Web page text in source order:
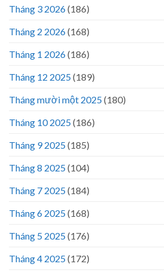
Tháng 3 2026(186)
Tháng 2 2026(168)
Tháng 1 2026(186)
Tháng 12 2025(189)
Tháng mười một 2025(180)
Tháng 10 2025(186)
Tháng 9 2025(185)
Tháng 8 2025(104)
Tháng 7 2025(184)
Tháng 6 2025(168)
Tháng 5 2025(176)
Tháng 4 2025(172)